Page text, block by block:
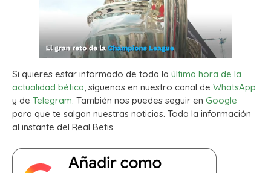
Si quieres estar informado de toda la última hora de la
actualidad bética, síguenos en nuestro canal de WhatsApp
y de Telegram. También nos puedes seguir en Google
para que te salgan nuestras noticias. Toda la información
al instante del Real Betis.